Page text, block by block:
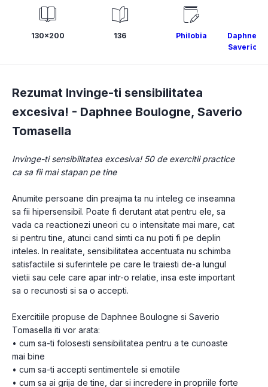
130x200 136 Philobia
Daphnee
Saverio
Rezumat Invinge-ti sensibilitatea
excesiva! - Daphnee Boulogne, Saverio
Tomasella
Invinge-ti sensibilitatea excesiva! 50 de exercitii practice
ca sa fii mai stapan pe tine
Anumite persoane din preajma ta nu inteleg ce inseamna
sa fii hipersensibil. Poate fi derutant atat pentru ele, sa
vada ca reactionezi uneori cu o intensitate mai mare, cat
si pentru tine, atunci cand simti ca nu poti fi pe deplin
inteles. In realitate, sensibilitatea accentuata nu schimba
satisfactiile si suferintele pe care le traiesti de-a lungul
vietii sau cele care apar intr-o relatie, insa este important
sa o recunosti si sa o accepti.
Exercitiile propuse de Daphnee Boulogne si Saverio
Tomasella iti vor arata:
• cum sa-ti folosesti sensibilitatea pentru a te cunoaste
mai bine
• cum sa-ti accepti sentimentele si emotiile
• cum sa ai grija de tine, dar si incredere in propriile forte